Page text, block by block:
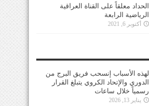
الحداد معلقاً على القناة العراقية
الرياضية الرابعة
أكتوبر 6, 2021
لهذه الأسباب إنسحب فريق البرج من
الدوري والإتحاد الكروي يتبلغ القرار
رسمياً خلال ساعات
يناير 13, 2026